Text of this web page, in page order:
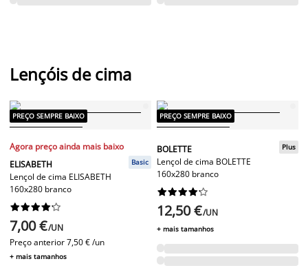
Lençóis de cima
PREÇO SEMPRE BAIXO
Agora preço ainda mais baixo
ELISABETH
Lençol de cima ELISABETH
160x280 branco
Basic






7,00 €/UN
Preço anterior7,50 € /un
+ mais tamanhos
PREÇO SEMPRE BAIXO
BOLETTE
Lençol de cima BOLETTE
160x280 branco
Plus






12,50 €/UN
+ mais tamanhos